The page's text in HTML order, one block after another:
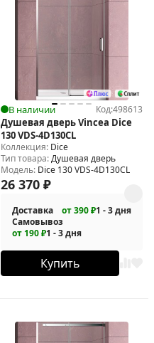
В наличии Код:498613
Душевая дверь Vincea Dice
130 VDS-4D130CL
Коллекция: Dice
Тип товара:Душевая дверь
Модель: Dice 130 VDS-4D130CL
26 370 ₽
Доставка от 390 ₽1 - 3 дня
Самовывоз
от 190 ₽1 - 3 дня
Купить